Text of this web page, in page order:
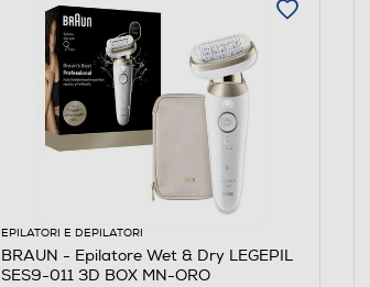
EPILATORI E DEPILATORI
BRAUN - Epilatore Wet & Dry LEGEPIL
SES9-011 3D BOX MN-ORO